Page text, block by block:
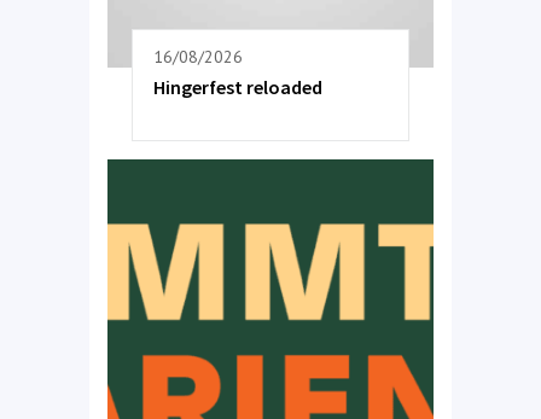
16/08/2026
Hingerfest reloaded